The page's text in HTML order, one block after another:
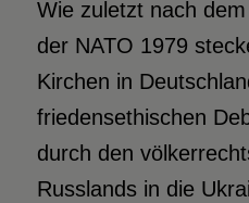
Wie zuletzt nach
der NATO 1979
Kirchen in
friedensethischen
durch den
Russlands in die